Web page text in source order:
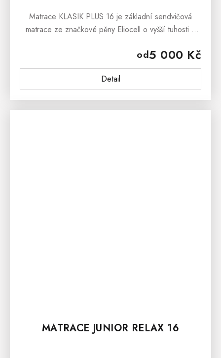
od5 000 Kč
Detail
Matrace KLASIK PLUS 16 je základní sendvičová
matrace ze značkové pěny Eliocell o vyšší tuhosti a
vyprofilované jádro zaručuje dostatečnou...
MATRACE JUNIOR RELAX 16